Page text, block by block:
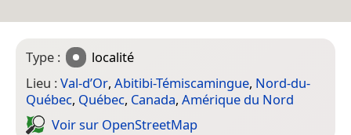
Type :
localité
Lieu :Val-d’Or, Abitibi-Témiscamingue, Nord-du-
Québec, Québec, Canada, Amérique du Nord
Voir sur Open­Street­Map